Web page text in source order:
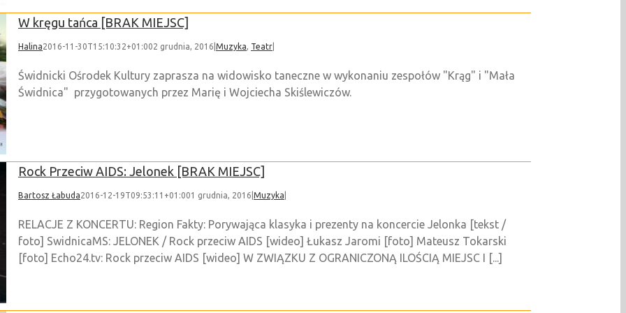
W kręgu tańca [BRAK MIEJSC]
Halina2016-11-30T15:10:32+01:002 grudnia, 2016 Muzyka, Teatr
Świdnicki Ośrodek Kultury zaprasza na widowisko taneczne w wykonaniu zespołów "Krąg" i "Mała
Świdnica" przygotowanych przez Marię i Wojciecha Skiślewiczów.
Rock Przeciw AIDS: Jelonek [BRAK MIEJSC]
Bartosz Łabuda2016-12-19T09:53:11+01:001 grudnia, 2016 Muzyka
RELACJE Z KONCERTU: Region Fakty: Porywająca klasyka i prezenty na koncercie Jelonka [tekst /
foto] SwidnicaMS: JELONEK / Rock przeciw AIDS [wideo] Łukasz Jaromi [foto] Mateusz Tokarski
[foto] Echo24.tv: Rock przeciw AIDS [wideo] W ZWIĄZKU Z OGRANICZONĄ ILOŚCIĄ MIEJSC I [...]